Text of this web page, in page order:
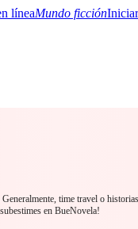
Mundo ficción
time travel o
en BueNovela!